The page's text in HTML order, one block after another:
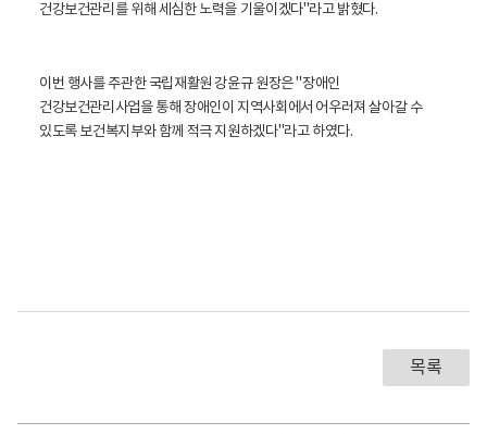
건강보건관리를 위해 세심한 노력을 기울이겠다"라고 밝혔다.
이번 행사를 주관한 국립재활원 강윤규 원장은 "장애인
건강보건관리사업을 통해 장애인이 지역사회에서 어우러져 살아갈 수
있도록 보건복지부와 함께 적극 지원하겠다"라고 하였다.
목록